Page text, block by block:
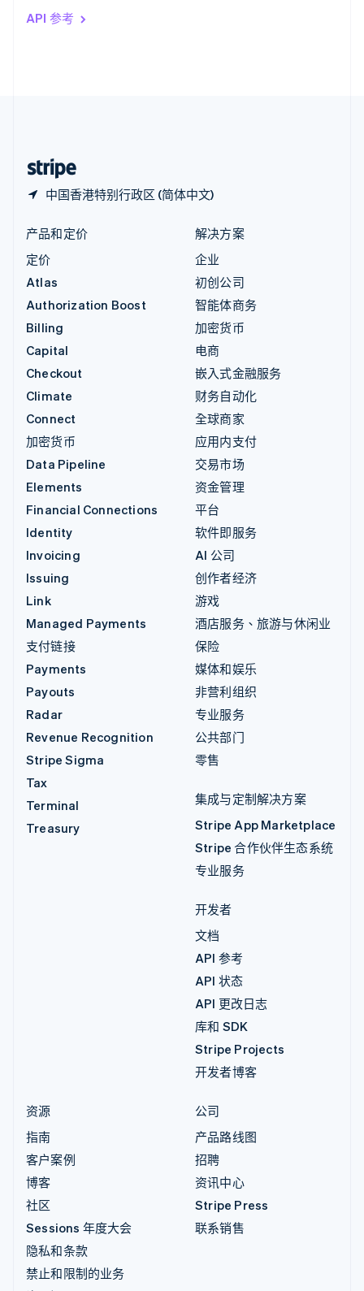
API 参考
中国香港特别行政区 (简体中文)
印度
English
产品和定价
定价
Atlas
Authorization Boost
Billing
Capital
Checkout
Climate
Connect
加密货币
Data Pipeline
Elements
Financial Connections
Identity
Invoicing
Issuing
Link
Managed Payments
支付链接
Payments
Payouts
Radar
Revenue Recognition
Stripe Sigma
Tax
Terminal
Treasury
解决方案
企业
初创公司
智能体商务
加密货币
电商
嵌入式金融服务
财务自动化
全球商家
应用内支付
交易市场
资金管理
平台
软件即服务
AI 公司
创作者经济
游戏
酒店服务、旅游与休闲业
保险
媒体和娱乐
非营利组织
专业服务
公共部门
零售
集成与定制解决方案
Stripe App Marketplace
Stripe 合作伙伴生态系统
专业服务
开发者
文档
API 参考
API 状态
API 更改日志
库和 SDK
Stripe Projects
开发者博客
资源
指南
客户案例
博客
社区
Sessions 年度大会
隐私和条款
禁止和限制的业务
公司
产品路线图
招聘
资讯中心
Stripe Press
联系销售